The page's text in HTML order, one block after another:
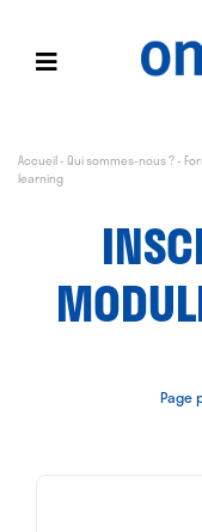
Accueil-Qui sommes-nous ?-
learning
Page